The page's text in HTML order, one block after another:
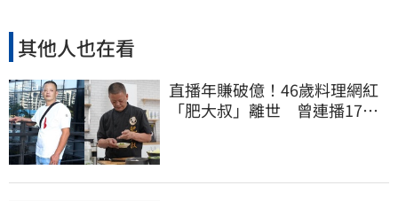
其他人也在看
直播年賺破億！46歲料理網紅
「肥大叔」離世 曾連播17小